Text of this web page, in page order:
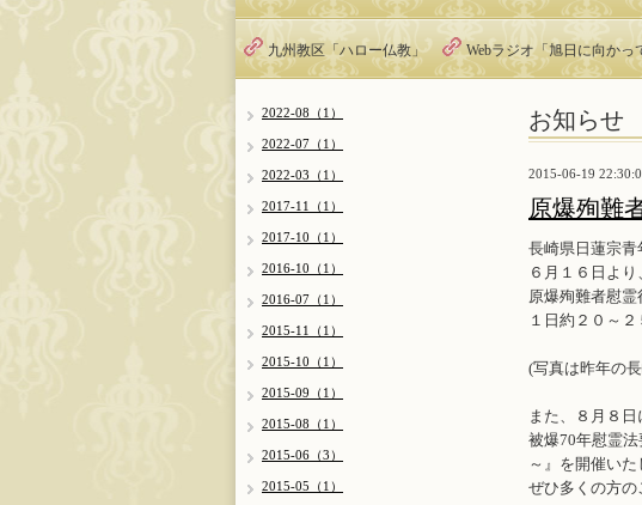
九州教区「ハロー仏教」 Webラジオ「旭日に向かっ
お知らせ
2015-06-19
原爆殉難
長崎県日蓮宗
６月１６日よ
原爆殉難者慰霊
１日約２０～２
(写真は昨年の
また、８月８
被爆70年慰霊
～』を開催いた
ぜひ多くの方の
2022-08（1）
2022-07（1）
2022-03（1）
2017-11（1）
2017-10（1）
2016-10（1）
2016-07（1）
2015-11（1）
2015-10（1）
2015-09（1）
2015-08（1）
2015-06（3）
2015-05（1）